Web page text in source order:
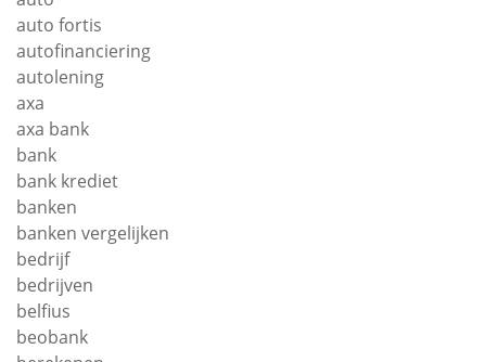
auto fortis
autofinanciering
autolening
axa
axa bank
bank
bank krediet
banken
banken vergelijken
bedrijf
bedrijven
belfius
beobank